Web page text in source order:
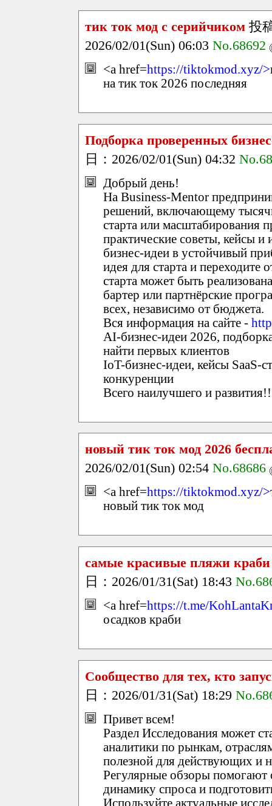
тик ток мод с серийчиком 投
2026/02/01(Sun) 06:03 No.68692
<a href=https://tiktokmod.xyz/>
на тик ток 2026 последняя
Подборка проверенных
日：2026/02/01(Sun) 04:32
Добрый день!
На Business-Mentor
решений, включающему
старта или масштабирования
практические советы, кейсы и
бизнес-идеи в устойчивый
идея для старта и переходите
старта может быть
бартер или партнёрские
всех, независимо от бюджета.
Вся информация на сайте -
AI-бизнес-идеи 2026,
найти первых клиентов
IoT-бизнес-идеи, кейсы SaaS-
конкуренции
Всего наилучшего и развития!!
новый тик ток мод 2026
2026/02/01(Sun) 02:54 No.68686
<a href=https://tiktokmod.xyz/>
новый тик ток мод
самые красивые пляжи краби
日：2026/01/31(Sat) 18:43
<a href=https://t.me/
осадков краби
Сообщество для тех, кто
日：2026/01/31(Sat) 18:29
Привет всем!
Раздел Исследования может
аналитики по рынкам,
полезной для действующих и
Регулярные обзоры помогают
динамику спроса и
Используйте актуальные